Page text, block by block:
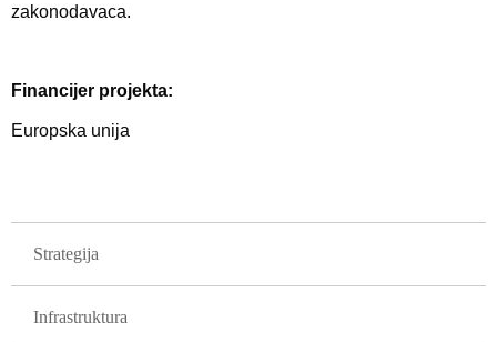
zakonodavaca.
Financijer projekta:
Europska unija
Strategija
Infrastruktura